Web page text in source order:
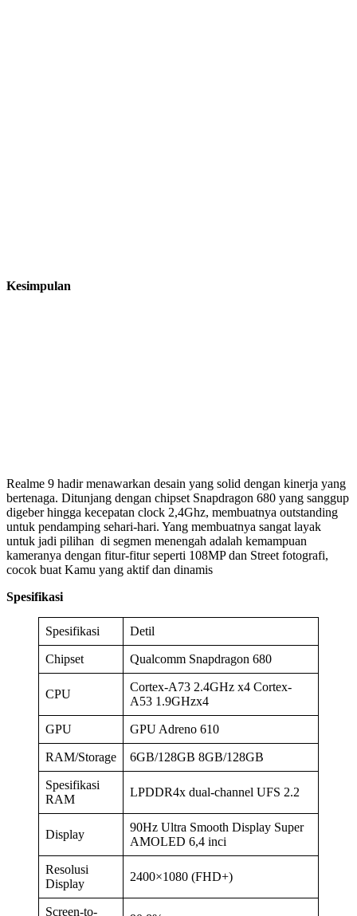
Kesimpulan
Realme 9 hadir menawarkan desain yang solid dengan kinerja yang
bertenaga. Ditunjang dengan chipset Snapdragon 680 yang sanggup
digeber hingga kecepatan clock 2,4Ghz, membuatnya outstanding
untuk pendamping sehari-hari. Yang membuatnya sangat layak
untuk jadi pilihan di segmen menengah adalah kemampuan
kameranya dengan fitur-fitur seperti 108MP dan Street fotografi,
cocok buat Kamu yang aktif dan dinamis
Spesifikasi
Spesifikasi Detil
Chipset Qualcomm Snapdragon 680
CPU
Cortex-A73 2.4GHz x4 Cortex-
A53 1.9GHzx4
GPU GPU Adreno 610
RAM/Storage 6GB/128GB 8GB/128GB
Spesifikasi
RAM
LPDDR4x dual-channel UFS 2.2
Display
90Hz Ultra Smooth Display Super
AMOLED 6,4 inci
Resolusi
Display
2400×1080 (FHD+)
Screen-to-